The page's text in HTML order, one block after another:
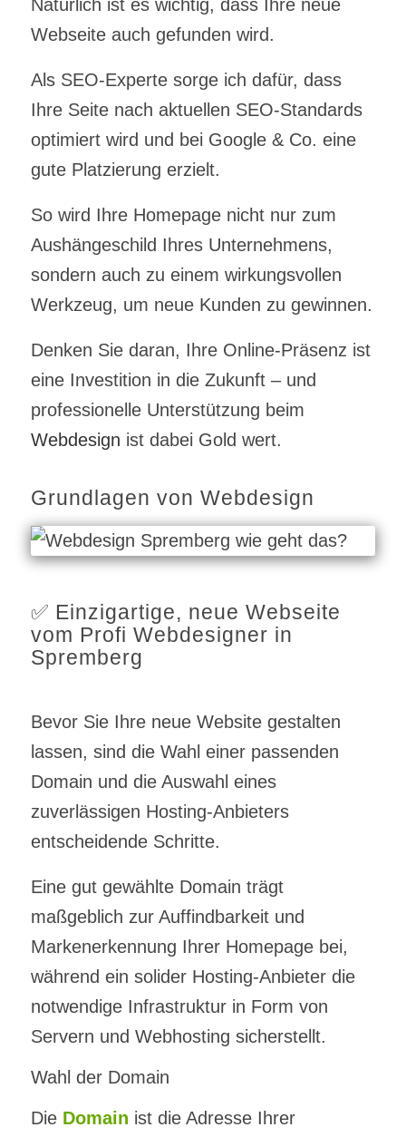
Natürlich ist es wichtig, dass Ihre neue
Webseite auch gefunden wird.
Als SEO-Experte sorge ich dafür, dass
Ihre Seite nach aktuellen SEO-Standards
optimiert wird und bei Google & Co. eine
gute Platzierung erzielt.
So wird Ihre Homepage nicht nur zum
Aushängeschild Ihres Unternehmens,
sondern auch zu einem wirkungsvollen
Werkzeug, um neue Kunden zu gewinnen.
Denken Sie daran, Ihre Online-Präsenz ist
eine Investition in die Zukunft – und
professionelle Unterstützung beim
Webdesign ist dabei Gold wert.
Grundlagen von Webdesign
✅ Einzigartige, neue Webseite
vom Profi Webdesigner in
Spremberg
Bevor Sie Ihre neue Website gestalten
lassen, sind die Wahl einer passenden
Domain und die Auswahl eines
zuverlässigen Hosting-Anbieters
entscheidende Schritte.
Eine gut gewählte Domain trägt
maßgeblich zur Auffindbarkeit und
Markenerkennung Ihrer Homepage bei,
während ein solider Hosting-Anbieter die
notwendige Infrastruktur in Form von
Servern und Webhosting sicherstellt.
Wahl der Domain
Die Domain ist die Adresse Ihrer